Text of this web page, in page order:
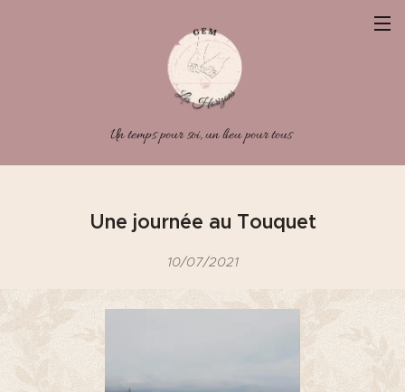
Un temps pour soi, un lieu pour tous
Une journée au Touquet
10/07/2021